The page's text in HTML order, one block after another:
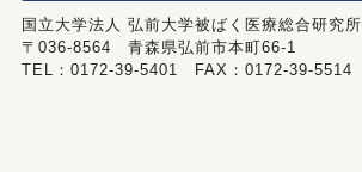
国立大学法人 弘前大学被ばく医療総合研究所
〒036-8564 青森県弘前市本町66-1
TEL：0172-39-5401 FAX：0172-39-5514